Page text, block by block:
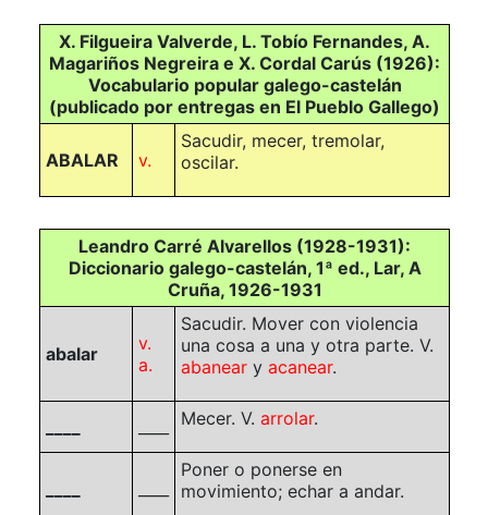
X. Filgueira Valverde, L. Tobío Fernandes, A.
Magariños Negreira e X. Cordal Carús (1926):
Vocabulario popular galego-castelán
(publicado por entregas en El Pueblo Gallego)
ABALAR v.
Sacudir, mecer, tremolar,
oscilar.
Leandro Carré Alvarellos (1928-1931):
Diccionario galego-castelán, 1ª ed., Lar, A
Cruña, 1926-1931
abalar
v.
a.
Sacudir. Mover con violencia
una cosa a una y otra parte. V.
abanear y acanear.
Mecer. V. arrolar.
Poner o ponerse en
movimiento; echar a andar.